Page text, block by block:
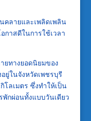
คลายและเพลิดเพลิน
กาสดีในการใช้เวลา
ยทางยอดนิยมของ
ยู่ในจังหวัดเพชรบุรี
โลเมตร ซึ่งทำให้เป็น
กผ่อนทั้งแบบวันเดียว